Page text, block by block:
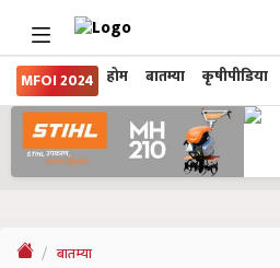
MFOI 2024 होम बातम्या कृषीपीडिया
बातम्या